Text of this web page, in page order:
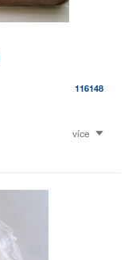
116148
více